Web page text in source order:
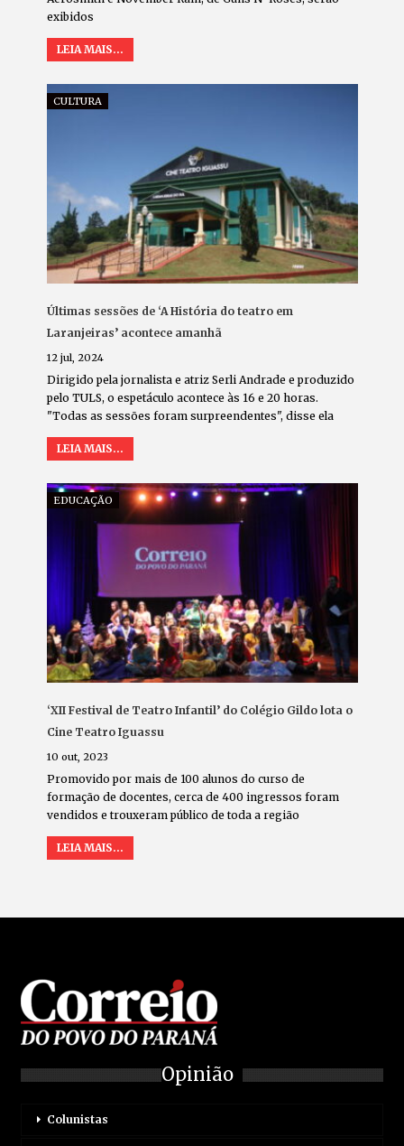
exibidos
LEIA MAIS...
CULTURA
Últimas sessões de ‘A História do teatro em
Laranjeiras’ acontece amanhã
12 jul, 2024
Dirigido pela jornalista e atriz Serli Andrade e produzido
pelo TULS, o espetáculo acontece às 16 e 20 horas.
"Todas as sessões foram surpreendentes", disse ela
LEIA MAIS...
EDUCAÇÃO
‘XII Festival de Teatro Infantil’ do Colégio Gildo lota o
Cine Teatro Iguassu
10 out, 2023
Promovido por mais de 100 alunos do curso de
formação de docentes, cerca de 400 ingressos foram
vendidos e trouxeram público de toda a região
LEIA MAIS...
Opinião
Colunistas